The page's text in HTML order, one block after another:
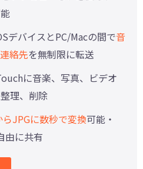
デバイスとPC/Macの間で音
連絡先を無制限に転送
に音楽、写真、ビデオ
理、削除
らJPGに数秒で変換可能・
由に共有